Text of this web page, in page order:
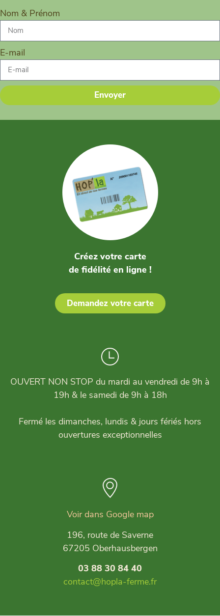
Nom & Prénom
E-mail
Envoyer
Créez votre carte
de fidélité en ligne !
Demandez votre carte
OUVERT NON STOP du mardi au vendredi de 9h à
19h & le samedi de 9h à 18h
Fermé les dimanches, lundis & jours fériés hors
ouvertures exceptionnelles
Voir dans Google map
196, route de Saverne
67205 Oberhausbergen
03 88 30 84 40
contact@hopla-ferme.fr